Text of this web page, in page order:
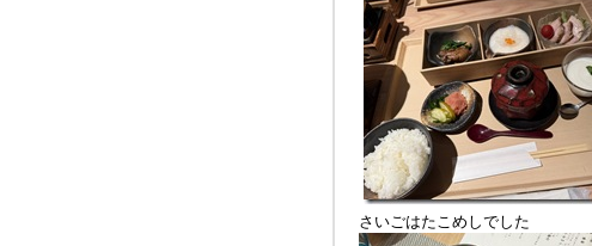
さいごはたこめしでした